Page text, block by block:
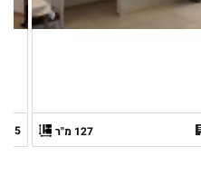
127 מ"ר 5